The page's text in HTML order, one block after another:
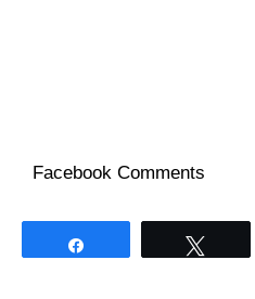
Facebook Comments